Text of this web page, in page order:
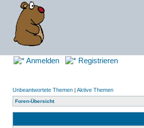
Anmelden Registrieren
Unbeantwortete Themen | Aktive Themen
Foren-Übersicht